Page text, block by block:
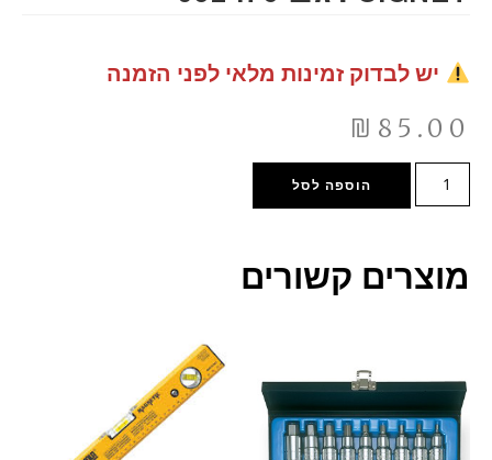
יש לבדוק זמינות מלאי לפני הזמנה
₪ 85.00
הוספה לסל
מוצרים קשורים